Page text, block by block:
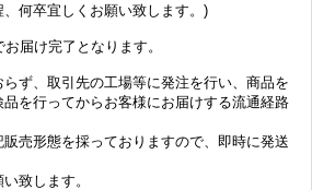
何卒宜しくお願い致します。)
届け完了となります。
ず、取引先の工場等に発注を行い、商品を
を行ってからお客様にお届けする流通経路
売形態を採っておりますので、即時に発送
致します。